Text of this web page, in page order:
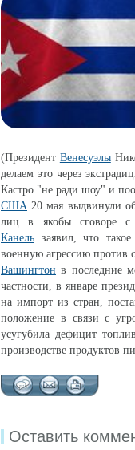
(Президент Венесуэлы
делаем это через
Кастро "не ради шоу" и
США 20 мая выдвинули
лиц в якобы сговоре с
Канель заявил, что
военную агрессию против
Вашингтон в последние
частности, в январе
на импорт из стран,
положение в связи с
усугубила дефицит
производстве продуктов
Оставить